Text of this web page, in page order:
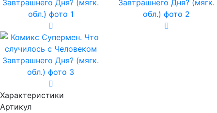
Характеристики
Артикул